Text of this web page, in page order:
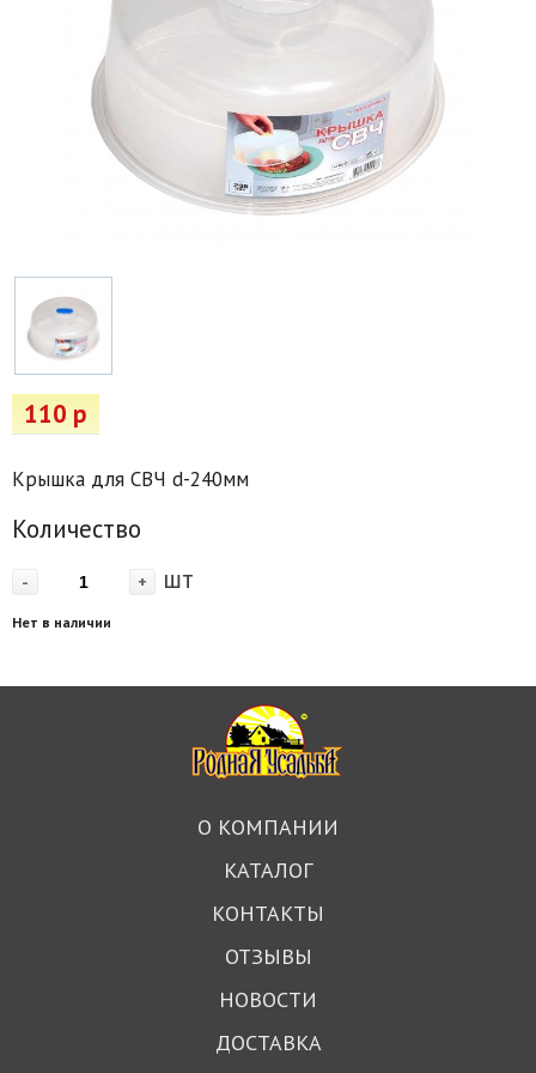
Водоснабжение и полив
Пруды и бассейны
Спецодежда
Все для автолюбителей
Снегоуборочный инвентарь и реагенты
Подарочные сертификаты
110 р
Крышка для СВЧ d-240мм
Количество
- + шт
Нет в наличии
О КОМПАНИИ
КАТАЛОГ
КОНТАКТЫ
ОТЗЫВЫ
НОВОСТИ
ДОСТАВКА